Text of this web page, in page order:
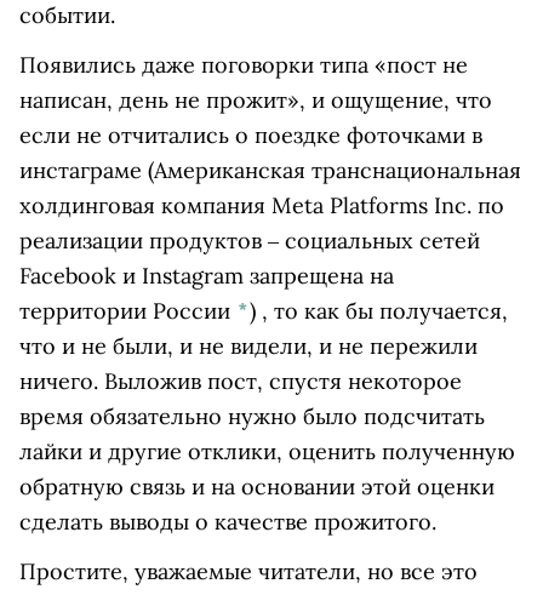
событии.
Появились даже поговорки типа «пост не
написан, день не прожит», и ощущение, что
если не отчитались о поездке фоточками в
инстаграме (Американская транснациональная
холдинговая компания Meta Platforms Inc. по
реализации продуктов ‒ социальных сетей
Facebook и Instagram запрещена на
территории России *) , то как бы получается,
что и не были, и не видели, и не пережили
ничего. Выложив пост, спустя некоторое
время обязательно нужно было подсчитать
лайки и другие отклики, оценить полученную
обратную связь и на основании этой оценки
сделать выводы о качестве прожитого.
Простите, уважаемые читатели, но все это